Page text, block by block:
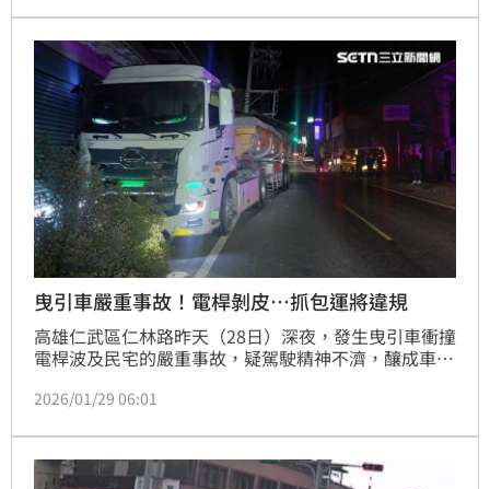
載，違規上路。離譜畫面曝光，議員痛批沒記取教訓，
把孩子安全當成兒戲；縣府則解釋，因另一輛公務車剛
好送修，才出現這種便宜行事狀況。
曳引車嚴重事故！電桿剝皮…抓包運將違規
高雄仁武區仁林路昨天（28日）深夜，發生曳引車衝撞
電桿波及民宅的嚴重事故，疑駕駛精神不濟，釀成車禍
鋼筋勉強支撐，事故現場一片凌亂，所幸，未波及其他
2026/01/29 06:01